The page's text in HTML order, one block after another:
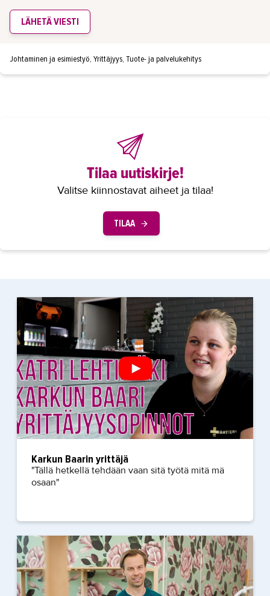
LÄHETÄ VIESTI
Johtaminen ja esimiestyö, Yrittäjyys, Tuote- ja palvelukehitys
Tilaa uutiskirje!
Valitse kiinnostavat aiheet ja tilaa!
TILAA
Karkun Baarin yrittäjä
"Tällä hetkellä tehdään vaan sitä työtä mitä mä
osaan"